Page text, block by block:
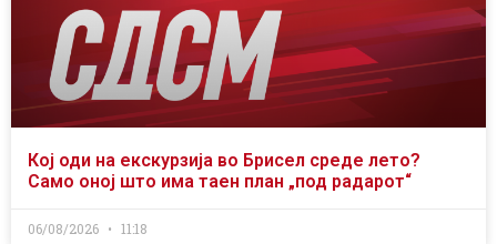
Кој оди на екскурзија во Брисел среде лето?
Само оној што има таен план „под радарот“
06/08/2026 11:18